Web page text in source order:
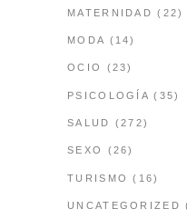
MATERNIDAD (22)
MODA (14)
OCIO (23)
PSICOLOGÍA (35)
SALUD (272)
SEXO (26)
TURISMO (16)
UNCATEGORIZED